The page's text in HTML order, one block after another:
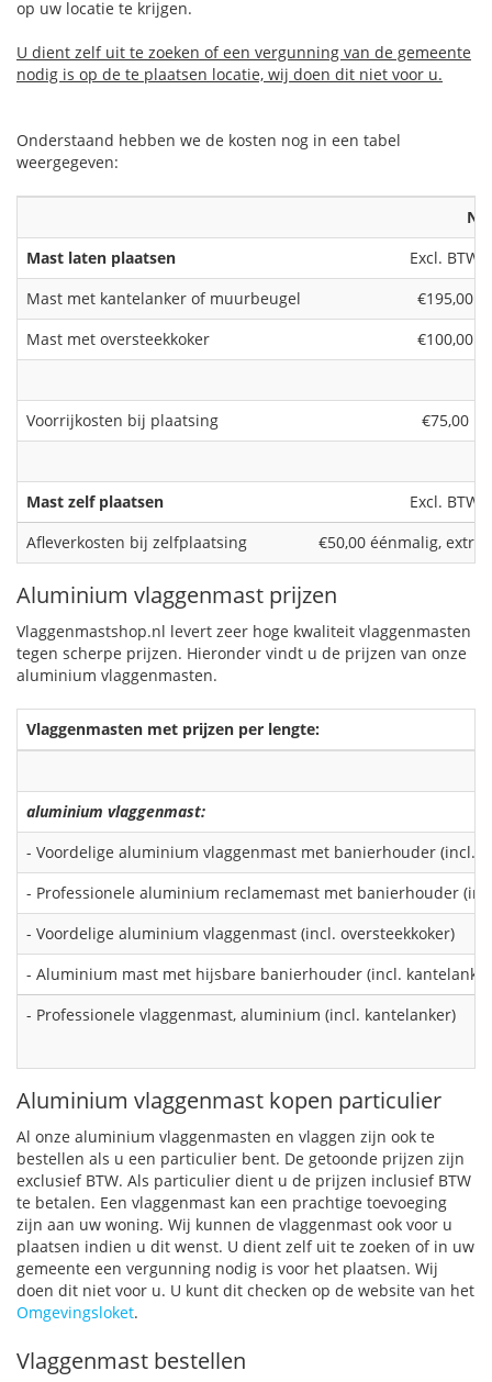
op uw locatie te krijgen.
U dient zelf uit te zoeken of een vergunning van de gemeente
nodig is op de te plaatsen locatie, wij doen dit niet voor u.
Onderstaand hebben we de kosten nog in een tabel
weergegeven:
Mast laten plaatsen
Excl. BTW
Mast met kantelanker of muurbeugel
€195,00
Mast met oversteekkoker
€100,00
Voorrijkosten bij plaatsing €75,00
Mast zelf plaatsen
Excl. BTW
Afleverkosten bij zelfplaatsing
€50,00 éénmalig, extra
Aluminium vlaggenmast prijzen
Vlaggenmastshop.nl levert zeer hoge kwaliteit vlaggenmasten
tegen scherpe prijzen. Hieronder vindt u de prijzen van onze
aluminium vlaggenmasten.
Vlaggenmasten met prijzen per lengte:
aluminium vlaggenmast:
- Voordelige aluminium vlaggenmast met banierhouder (incl.
- Professionele aluminium reclamemast met banierhouder
- Voordelige aluminium vlaggenmast (incl. oversteekkoker)
- Aluminium mast met hijsbare banierhouder (incl.
- Professionele vlaggenmast, aluminium (incl. kantelanker)
Aluminium vlaggenmast kopen particulier
Al onze aluminium vlaggenmasten en vlaggen zijn ook te
bestellen als u een particulier bent. De getoonde prijzen zijn
exclusief BTW. Als particulier dient u de prijzen inclusief BTW
te betalen. Een vlaggenmast kan een prachtige toevoeging
zijn aan uw woning. Wij kunnen de vlaggenmast ook voor u
plaatsen indien u dit wenst. U dient zelf uit te zoeken of in uw
gemeente een vergunning nodig is voor het plaatsen. Wij
doen dit niet voor u. U kunt dit checken op de website van het
Omgevingsloket.
Vlaggenmast bestellen